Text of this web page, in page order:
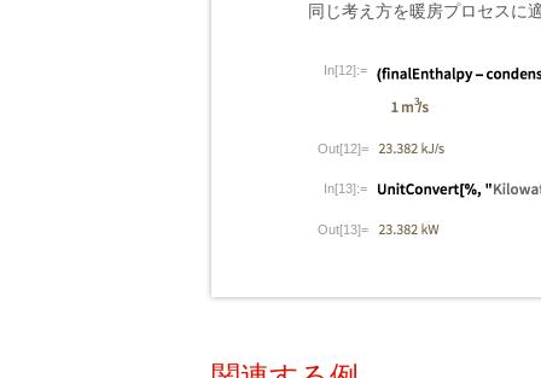
同じ考え方を暖房プロセスに
In[12]:=
Out[12]=
In[13]:=
Out[13]=